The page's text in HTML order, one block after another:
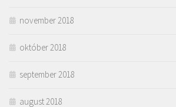
november 2018
október 2018
september 2018
august 2018